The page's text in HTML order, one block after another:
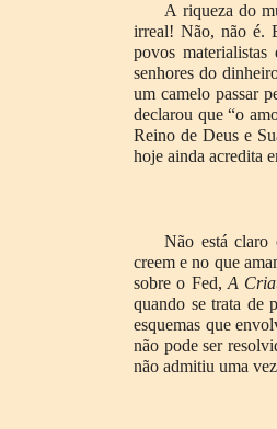
A riqueza do
irreal! Não, não é.
povos
senhores do
um camelo passar
declarou que “o
Reino de Deus e
hoje ainda acredita
Não está claro
creem e no que
sobre o Fed, A
quando se trata de
esquemas que
não pode ser
não admitiu uma